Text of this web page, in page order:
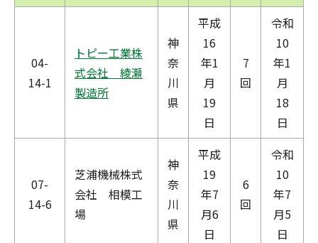
04-
14-1
トピー工業株
式会社 綾瀬
製造所
神
奈
川
県
平成
16
年1
月
19
日
7
回
令和
10
年1
月
18
日
07-
14-6
芝浦機械株式
会社 相模工
場
神
奈
川
県
平成
19
年7
月6
日
6
回
令和
10
年7
月5
日